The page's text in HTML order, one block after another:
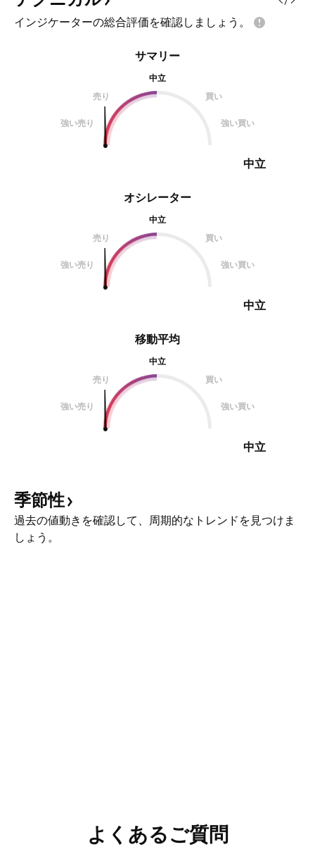
インジケーターの総合評価を確認しましょう。
オシレーター
中立
売り
買い
強い売り 強い買い
中立
サマリー
中立
売り
買い
強い売り 強い買い
中立
移動平均
中立
売り
買い
強い売り 強い買い
中立
季節性
過去の値動きを確認して、周期的なトレンドを見つけま
しょう。
よくあるご質問